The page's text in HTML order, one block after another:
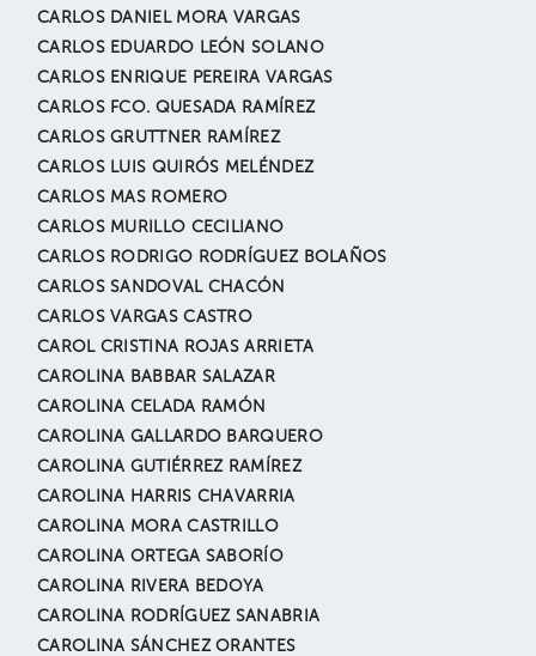
CARLOS DANIEL MORA VARGAS
CARLOS EDUARDO LEÓN SOLANO
CARLOS ENRIQUE PEREIRA VARGAS
CARLOS FCO. QUESADA RAMÍREZ
CARLOS GRUTTNER RAMÍREZ
CARLOS LUIS QUIRÓS MELÉNDEZ
CARLOS MAS ROMERO
CARLOS MURILLO CECILIANO
CARLOS RODRIGO RODRÍGUEZ BOLAÑOS
CARLOS SANDOVAL CHACÓN
CARLOS VARGAS CASTRO
CAROL CRISTINA ROJAS ARRIETA
CAROLINA BABBAR SALAZAR
CAROLINA CELADA RAMÓN
CAROLINA GALLARDO BARQUERO
CAROLINA GUTIÉRREZ RAMÍREZ
CAROLINA HARRIS CHAVARRIA
CAROLINA MORA CASTRILLO
CAROLINA ORTEGA SABORÍO
CAROLINA RIVERA BEDOYA
CAROLINA RODRÍGUEZ SANABRIA
CAROLINA SÁNCHEZ ORANTES